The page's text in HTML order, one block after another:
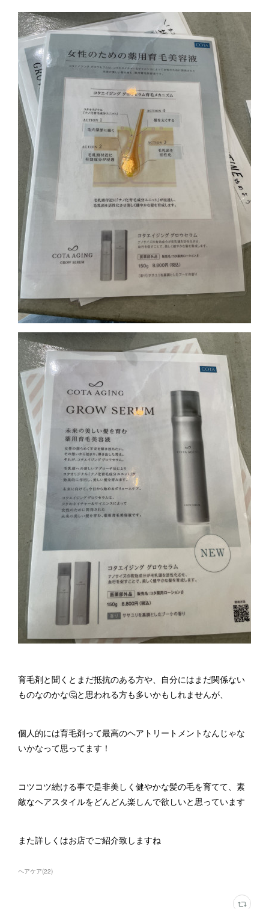
育毛剤と聞くとまだ抵抗のある方や、自分にはまだ関係ない
ものなのかな🤔と思われる方も多いかもしれませんが、
個人的には育毛剤って最高のヘアトリートメントなんじゃな
いかなって思ってます！
コツコツ続ける事で是非美しく健やかな髪の毛を育てて、素
敵なヘアスタイルをどんどん楽しんで欲しいと思っています
また詳しくはお店でご紹介致しますね
ヘアケア(22)